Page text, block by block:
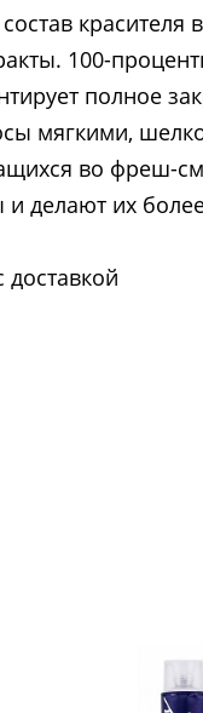
красителя
100-
полное
мягкими,
во фреш-
делают их